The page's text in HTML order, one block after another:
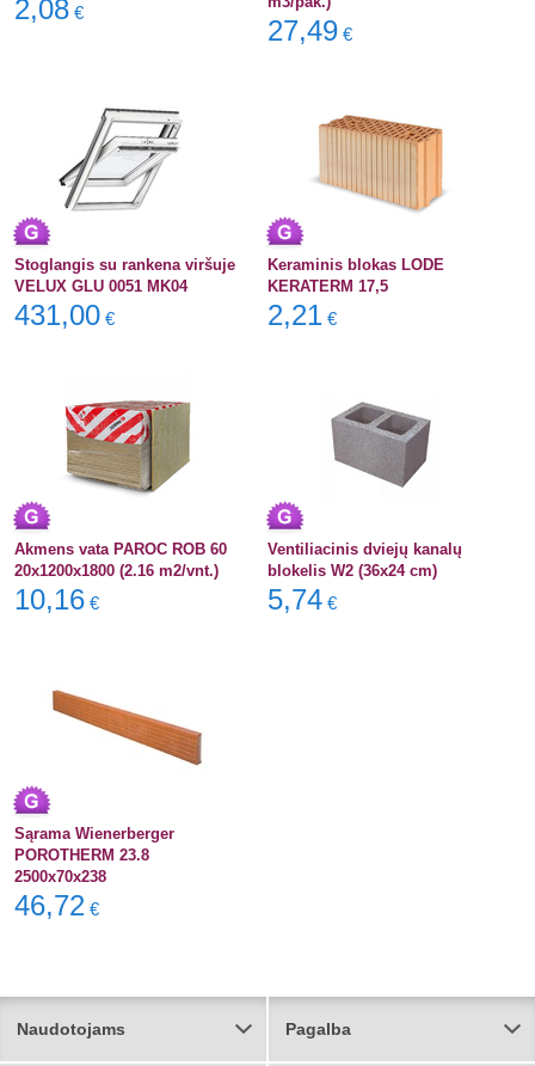
2,08 €
27,49 €
Stoglangis su rankena viršuje
VELUX GLU 0051 MK04
431,00 €
Keraminis blokas LODE
KERATERM 17,5
2,21 €
Akmens vata PAROC ROB 60
20x1200x1800 (2.16 m2/vnt.)
10,16 €
Ventiliacinis dviejų kanalų
blokelis W2 (36x24 cm)
5,74 €
Sąrama Wienerberger
POROTHERM 23.8
2500x70x238
46,72 €
Naudotojams Pagalba